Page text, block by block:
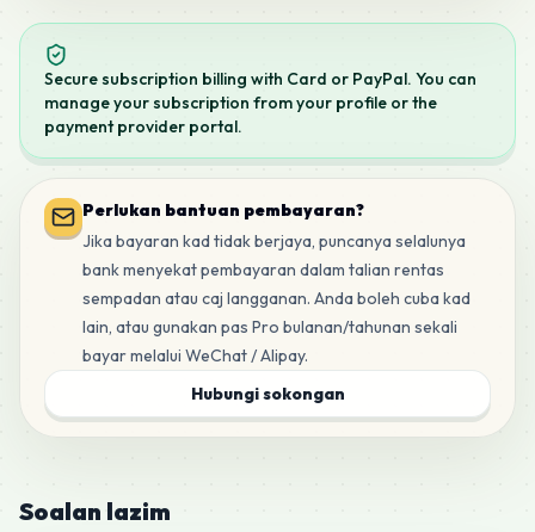
Secure subscription billing with Card or PayPal. You can
manage your subscription from your profile or the
payment provider portal.
Perlukan bantuan pembayaran?
Jika bayaran kad tidak berjaya, puncanya selalunya
bank menyekat pembayaran dalam talian rentas
sempadan atau caj langganan. Anda boleh cuba kad
lain, atau gunakan pas Pro bulanan/tahunan sekali
bayar melalui WeChat / Alipay.
Hubungi sokongan
Soalan lazim